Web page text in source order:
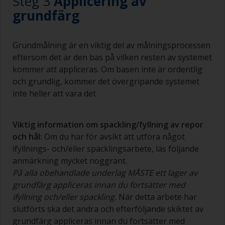
grundfärg
Grundmålning är en viktig del av målningsprocessen
eftersom det är den bas på vilken resten av systemet
kommer att appliceras. Om basen inte är ordentlig
och grundlig, kommer det övergripande systemet
inte heller att vara det
Viktig information om spackling/fyllning av repor
och hål: Om du har för avsikt att utföra något
ifyllnings- och/eller spacklingsarbete, läs följande
anmärkning mycket noggrant.
På alla obehandlade underlag MÅSTE ett lager av
grundfärg appliceras innan du fortsätter med
ifyllning och/eller spackling. När detta arbete har
slutförts ska det andra och efterföljande skiktet av
grundfärg appliceras innan du fortsätter med